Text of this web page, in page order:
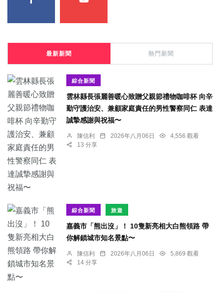
最新新聞 熱門新聞
綜合新聞
雲林縣長張麗善暖心致贈父親節禮物咖啡杯 向辛
勤守護治安、兼顧家庭責任的男性警察同仁 表達
誠摯感謝與祝福〜
陳信利 2026年八月06日
4,556 觀看
13 分享
綜合新聞 旅遊
嘉義市「熊出沒」！ 10隻新亮相大白熊領路 帶
你解鎖城市知名景點〜
陳信利 2026年八月06日
5,869 觀看
14 分享